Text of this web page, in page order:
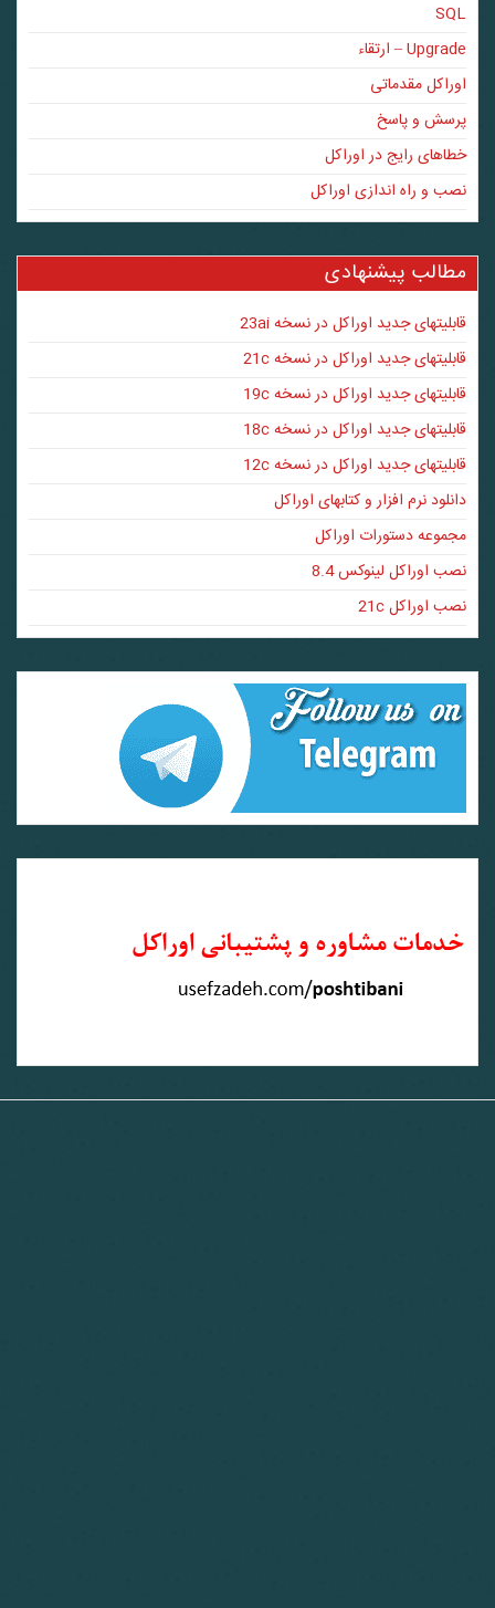
SQL
Upgrade – ارتقاء
اوراکل مقدماتی
پرسش و پاسخ
خطاهای رایج در اوراکل
نصب و راه اندازی اوراکل
مطالب پیشنهادی
قابلیتهای جدید اوراکل در نسخه 23ai
قابلیتهای جدید اوراکل در نسخه 21c
قابلیتهای جدید اوراکل در نسخه 19c
قابلیتهای جدید اوراکل در نسخه 18c
قابلیتهای جدید اوراکل در نسخه 12c
دانلود نرم افزار و کتابهای اوراکل
مجموعه دستورات اوراکل
نصب اوراکل لینوکس 8.4
نصب اوراکل 21c